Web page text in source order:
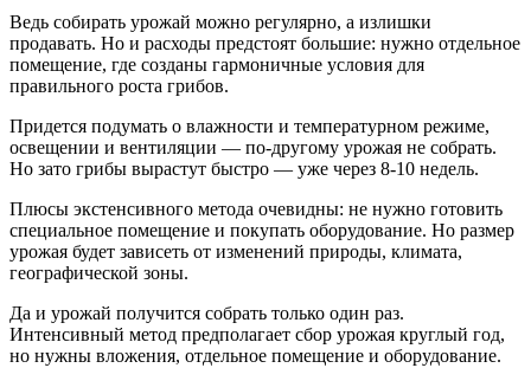
Ведь собирать урожай можно регулярно, а излишки
продавать. Но и расходы предстоят большие: нужно отдельное
помещение, где созданы гармоничные условия для
правильного роста грибов.
Придется подумать о влажности и температурном режиме,
освещении и вентиляции — по-другому урожая не собрать.
Но зато грибы вырастут быстро — уже через 8-10 недель.
Плюсы экстенсивного метода очевидны: не нужно готовить
специальное помещение и покупать оборудование. Но размер
урожая будет зависеть от изменений природы, климата,
географической зоны.
Да и урожай получится собрать только один раз.
Интенсивный метод предполагает сбор урожая круглый год,
но нужны вложения, отдельное помещение и оборудование.